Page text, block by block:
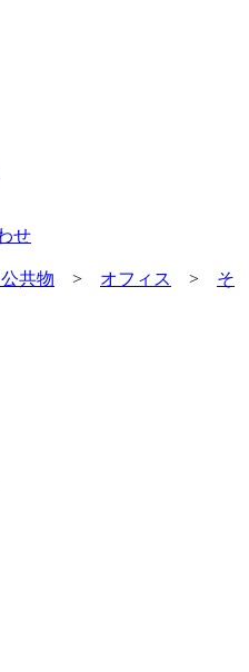
共物 > オフィス >
そ